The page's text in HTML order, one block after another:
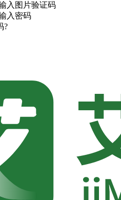
入图片验证码
入密码
?